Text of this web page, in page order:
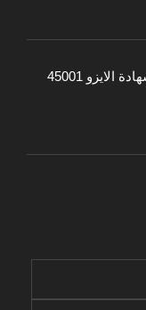
أهم الصناعات اللي تحتاج شهادة الايزو 45001